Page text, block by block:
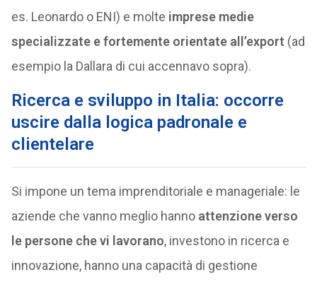
es. Leonardo o ENI) e molte imprese medie
specializzate e fortemente orientate all’export (ad
esempio la Dallara di cui accennavo sopra).
Ricerca e sviluppo in Italia: occorre
uscire dalla logica padronale e
clientelare
Si impone un tema imprenditoriale e manageriale: le
aziende che vanno meglio hanno attenzione verso
le persone che vi lavorano, investono in ricerca e
innovazione, hanno una capacità di gestione